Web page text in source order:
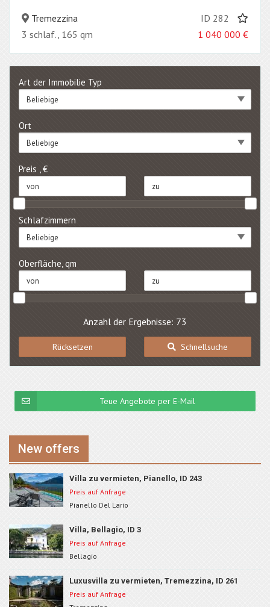
Tremezzina
ID 282
3 schlaf., 165 qm
1 040 000 €
Art der Immobilie Typ
Beliebige
Ort
Beliebige
Preis , €
Schlafzimmern
Beliebige
Oberfläche, qm
Anzahl der Ergebnisse: 73
Rücksetzen Schnellsuche
Teue Angebote per E-Mail
New offers
Villa zu vermieten, Pianello, ID 243
Preis auf Anfrage
Pianello Del Lario
Villa, Bellagio, ID 3
Preis auf Anfrage
Bellagio
Luxusvilla zu vermieten, Tremezzina, ID 261
Preis auf Anfrage